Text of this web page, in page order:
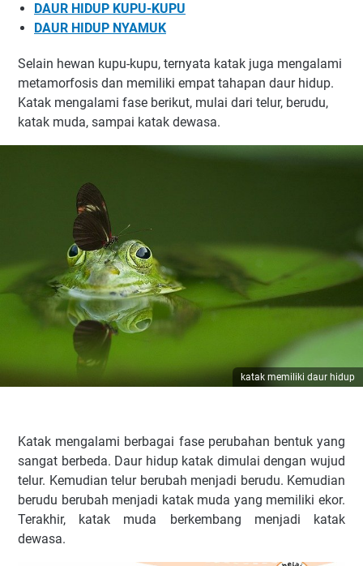
DAUR HIDUP KUPU-KUPU
DAUR HIDUP NYAMUK
Selain hewan kupu-kupu, ternyata katak juga mengalami
metamorfosis dan memiliki empat tahapan daur hidup.
Katak mengalami fase berikut, mulai dari telur, berudu,
katak muda, sampai katak dewasa.
katak memiliki daur hidup
Katak mengalami berbagai fase perubahan bentuk yang
sangat berbeda. Daur hidup katak dimulai dengan wujud
telur. Kemudian telur berubah menjadi berudu. Kemudian
berudu berubah menjadi katak muda yang memiliki ekor.
Terakhir, katak muda berkembang menjadi katak
dewasa.